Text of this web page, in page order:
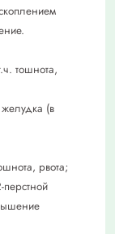
тошнота,
(в
рвота;